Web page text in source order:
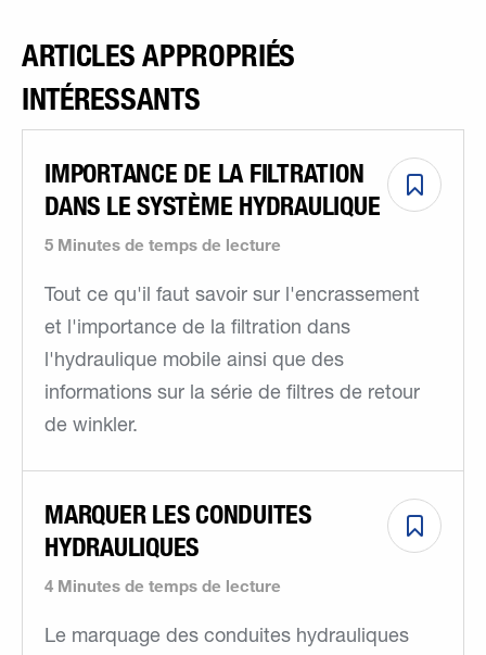
ARTICLES APPROPRIÉS
INTÉRESSANTS
5 Minutes de temps de lecture
IMPORTANCE DE LA FILTRATION
DANS LE SYSTÈME HYDRAULIQUE
Tout ce qu'il faut savoir sur l'encrassement
et l'importance de la filtration dans
l'hydraulique mobile ainsi que des
informations sur la série de filtres de retour
de winkler.
4 Minutes de temps de lecture
MARQUER LES CONDUITES
HYDRAULIQUES
Le marquage des conduites hydrauliques